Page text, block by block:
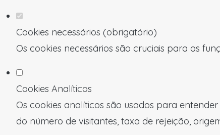
Cookies necessários (obrigatório)
Os cookies necessários são cruciais para as
Cookies Analíticos
Os cookies analíticos são usados para
do número de visitantes, taxa de rejeição,